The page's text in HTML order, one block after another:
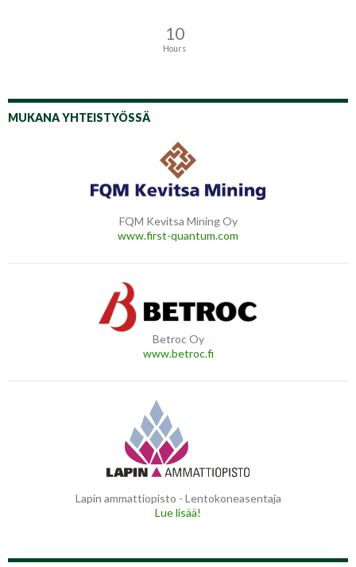
10
Hours
MUKANA YHTEISTYÖSSÄ
FQM Kevitsa Mining Oy
www.first-quantum.com
Betroc Oy
www.betroc.fi
Lapin ammattiopisto - Lentokoneasentaja
Lue lisää!